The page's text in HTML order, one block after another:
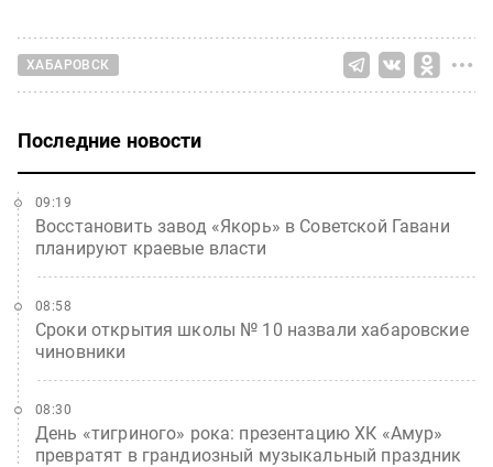
ХАБАРОВСК
Последние новости
Восстановить завод «Якорь» в Советской Гавани
планируют краевые власти
09:19
Сроки открытия школы № 10 назвали хабаровские
чиновники
08:58
День «тигриного» рока: презентацию ХК «Амур»
превратят в грандиозный музыкальный праздник
08:30